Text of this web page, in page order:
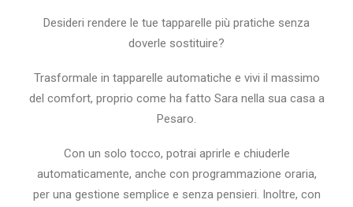
SARACINESCHE
PREVENTIVO
INFO
Desideri rendere le tue tapparelle più pratiche senza
doverle sostituire?
Trasformale in tapparelle automatiche e vivi il massimo
del comfort, proprio come ha fatto Sara nella sua casa a
Pesaro.
Con un solo tocco, potrai aprirle e chiuderle
automaticamente, anche con programmazione oraria,
per una gestione semplice e senza pensieri. Inoltre, con